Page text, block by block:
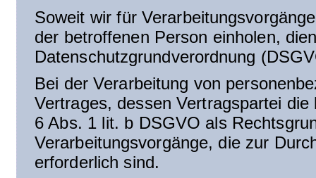
Soweit wir für
der betroffenen Person einholen,
Datenschutzgrundverordnung
Bei der Verarbeitung von
Vertrages, dessen Vertragspartei
6 Abs. 1 lit. b DSGVO als
Verarbeitungsvorgänge, die zur
erforderlich sind.